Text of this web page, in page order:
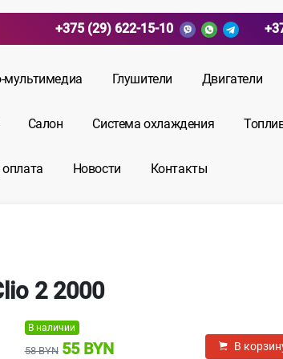
+375 (29) 622-15-10
мультимедиа Глушители Двигатели
Салон Система охлаждения
оплата Новости Контакты
2 2000
В наличии
58 BYN 55 BYN В